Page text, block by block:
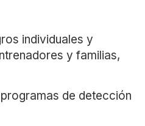
individuales y
y familias,
de detección